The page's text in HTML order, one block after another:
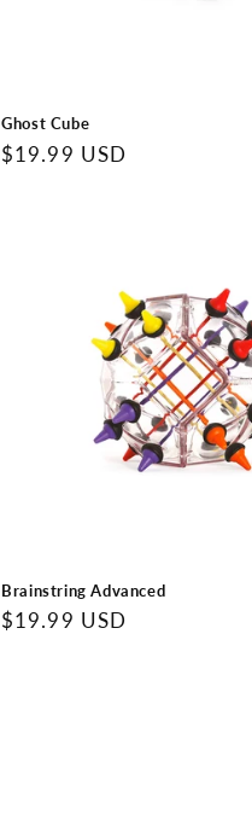
Ghost Cube
Precio
$19.99 USD
Brainstring Advanced
Precio
$19.99 USD